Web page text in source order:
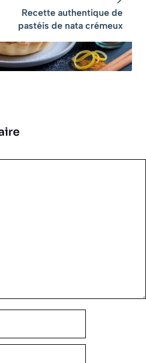
Recette authentique de
pastéis de nata crémeux